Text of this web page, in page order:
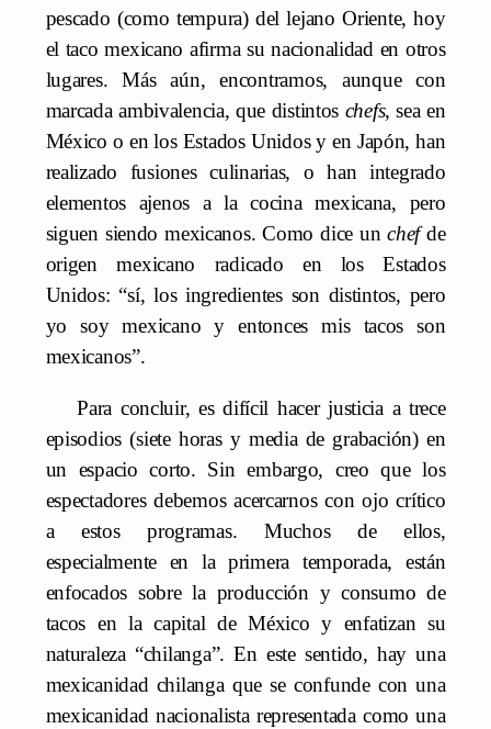
pescado (como tempura) del lejano Oriente, hoy
el taco mexicano afirma su nacionalidad en otros
lugares. Más aún, encontramos, aunque con
marcada ambivalencia, que distintos chefs, sea en
México o en los Estados Unidos y en Japón, han
realizado fusiones culinarias, o han integrado
elementos ajenos a la cocina mexicana, pero
siguen siendo mexicanos. Como dice unchefde
origen mexicano radicado en los Estados
Unidos: “sí, los ingredientes son distintos, pero
yo soy mexicano y entonces mis tacos son
mexicanos”.
Para concluir, es difícil hacer justicia a trece
episodios (siete horas y media de grabación) en
un espacio corto. Sin embargo, creo que los
espectadores debemos acercarnos con ojo crítico
a estos programas. Muchos de ellos,
especialmente en la primera temporada, están
enfocados sobre la producción y consumo de
tacos en la capital de México y enfatizan su
naturaleza “chilanga”. En este sentido, hay una
mexicanidad chilanga que se confunde con una
mexicanidad nacionalista representada como una